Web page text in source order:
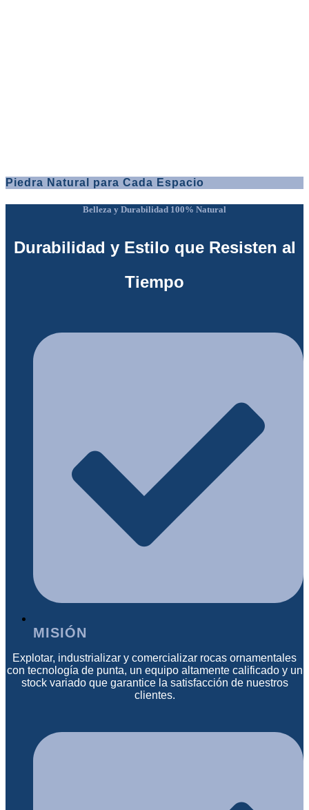
Piedra Natural para Cada Espacio
Belleza y Durabilidad 100% Natural
Durabilidad y Estilo que Resisten al
Tiempo
MISIÓN
Explotar, industrializar y comercializar rocas ornamentales
con tecnología de punta, un equipo altamente calificado y un
stock variado que garantice la satisfacción de nuestros
clientes.